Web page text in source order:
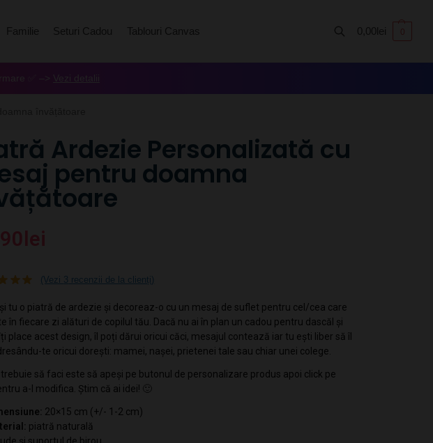
Familie Seturi Cadou Tablouri Canvas 0,00lei
✅ –> Vezi detalii
Ardezie Personalizată cu
pentru doamna
lei
(Vezi 3 recenzii de la clienți)
tu o piatră de ardezie și decoreaz-o cu un mesaj de suflet pentru cel/cea care
în fiecare zi alături de copilul tău. Dacă nu ai în plan un cadou pentru dascăl și
place acest design, îl poți dărui oricui căci, mesajul contează iar tu ești liber să îl
te oricui dorești: mamei, nașei, prietenei tale sau chiar unei colege.
să faci este să apeși pe butonul de personalizare produs apoi click pe
a-l modifica. Știm că ai idei! 🙂
20×15 cm (+/- 1-2 cm)
piatră naturală